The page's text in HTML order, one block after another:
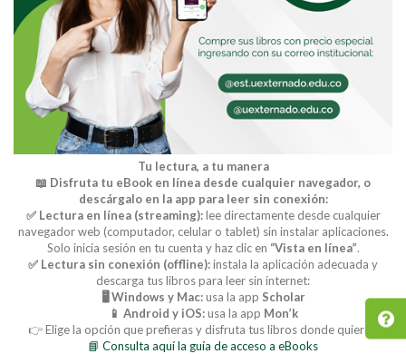
Tu lectura, a tu manera
📖 Disfruta tu eBook en línea desde cualquier navegador, o
descárgalo en la app para leer sin conexión:
✅ Lectura en línea (streaming):lee directamente desde cualquier
navegador web (computador, celular o tablet) sin instalar aplicaciones.
Solo inicia sesión en tu cuenta y haz clic en “Vista en línea”.
✅ Lectura sin conexión (offline):instala la aplicación adecuada y
descarga tus libros para leer sin internet:
🖥️ Windows y Mac:usa la app Scholar
📱 Android y iOS:usa la app Mon’k
👉 Elige la opción que prefieras y disfruta tus libros donde quieras.
📘 Consulta aquí la guía de acceso a eBooks